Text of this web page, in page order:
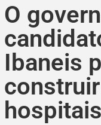
O
Ibaneis